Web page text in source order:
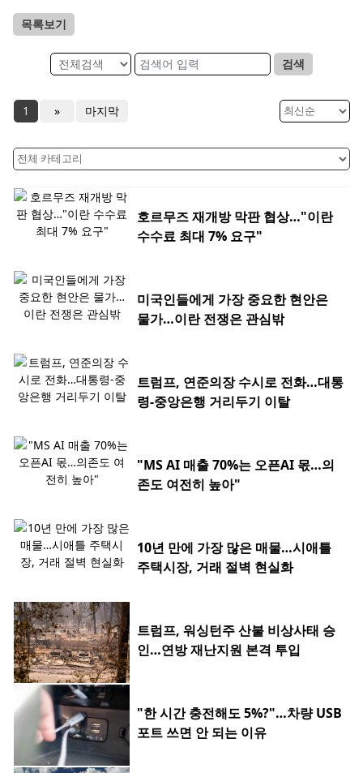
목록보기
검색
1 » 마지막
호르무즈 재개방 막판 협상…"이란
수수료 최대 7% 요구"
미국인들에게 가장 중요한 현안은
물가…이란 전쟁은 관심밖
트럼프, 연준의장 수시로 전화…대통
령-중앙은행 거리두기 이탈
"MS AI 매출 70%는 오픈AI 몫…의
존도 여전히 높아"
10년 만에 가장 많은 매물…시애틀
주택시장, 거래 절벽 현실화
트럼프, 워싱턴주 산불 비상사태 승
인…연방 재난지원 본격 투입
"한 시간 충전해도 5%?"…차량 USB
포트 쓰면 안 되는 이유